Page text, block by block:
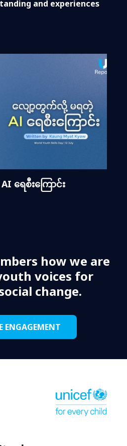
and experiences
ရေစီးကြောင်း
how we are
voices for
change.
ENGAGEMENT